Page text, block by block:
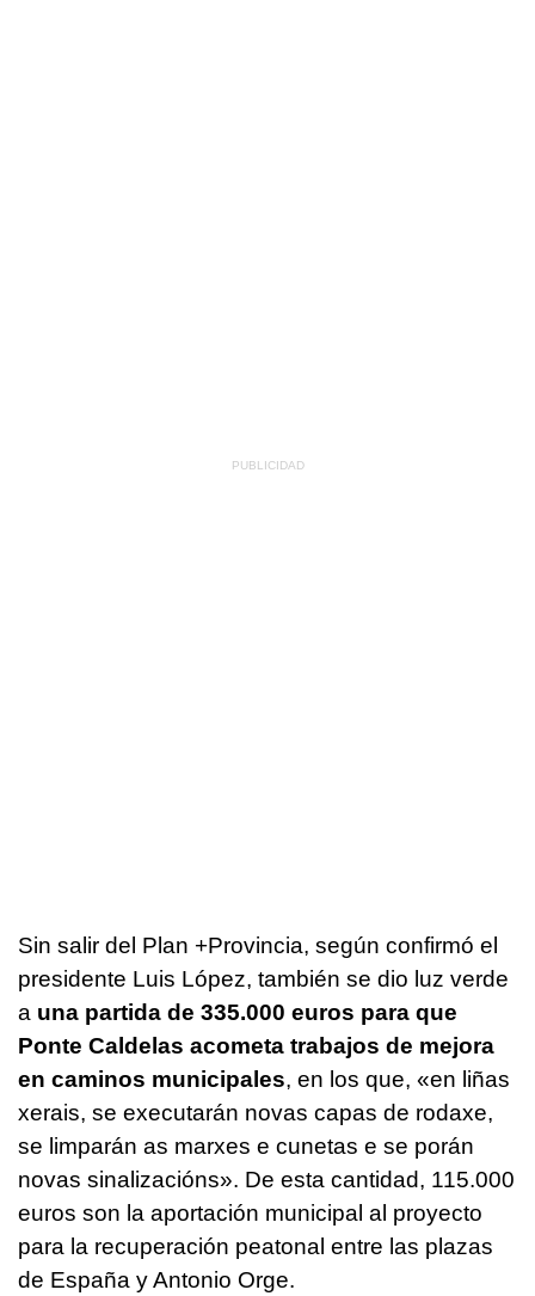
Sin salir del Plan +Provincia, según confirmó el
presidente Luis López, también se dio luz verde
a una partida de 335.000 euros para que
Ponte Caldelas acometa trabajos de mejora
en caminos municipales, en los que, «en liñas
xerais, se executarán novas capas de rodaxe,
se limparán as marxes e cunetas e se porán
novas sinalizacións». De esta cantidad, 115.000
euros son la aportación municipal al proyecto
para la recuperación peatonal entre las plazas
de España y Antonio Orge.